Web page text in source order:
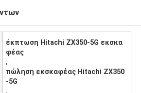
έκπτωση Hitachi ZX350-5G εκσκα
φέας
,
πώληση εκσκαφέας Hitachi ZX350
-5G
,